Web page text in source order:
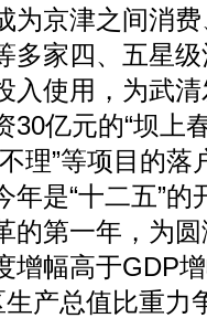
为京津之间消
多家四、五星
入使用，为武
30亿元的“坝上
理”等项目的
年是“十二五”
的第一年，为圆
增幅高于GDP
产总值比重力